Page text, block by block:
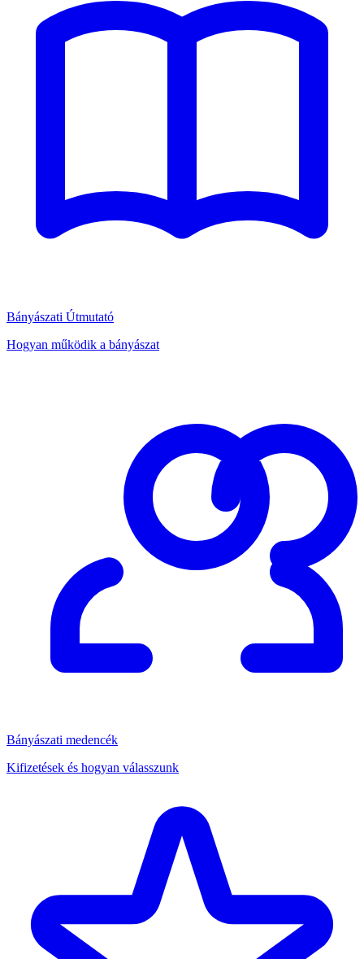
Bányászati Útmutató
Hogyan működik a bányászat
Bányászati medencék
Kifizetések és hogyan válasszunk